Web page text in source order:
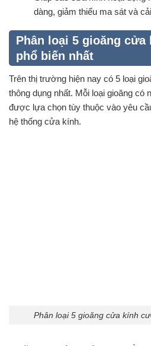
dàng, giảm thiểu ma sát và
Phân loại 5 gioăng
phổ biến nhất
Trên thị trường hiện nay có 5 loại
thông dụng nhất. Mỗi loại gioăng có
được lựa chọn tùy thuộc vào yêu
hệ thống cửa kính.
Phân loại 5 gioăng cửa kính